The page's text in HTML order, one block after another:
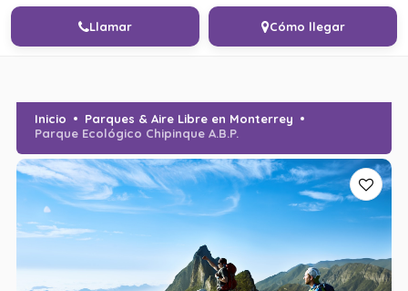
Llamar Cómo llegar
Inicio
Parques & Aire Libre en Monterrey
Parque Ecológico Chipinque A.B.P.